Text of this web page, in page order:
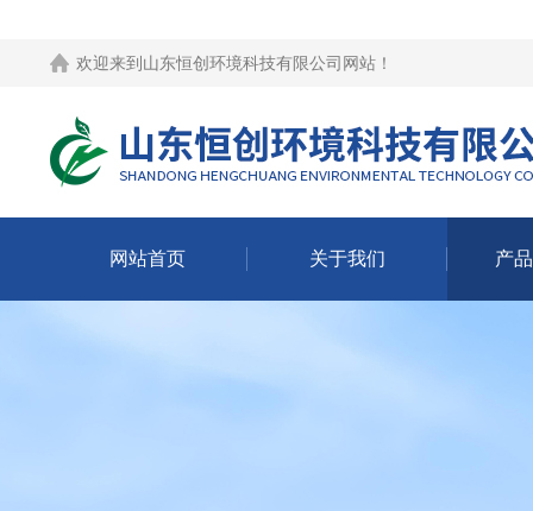
欢迎来到 山东恒创环境科技有限公司网站 ！
网站首页 关于我们 产